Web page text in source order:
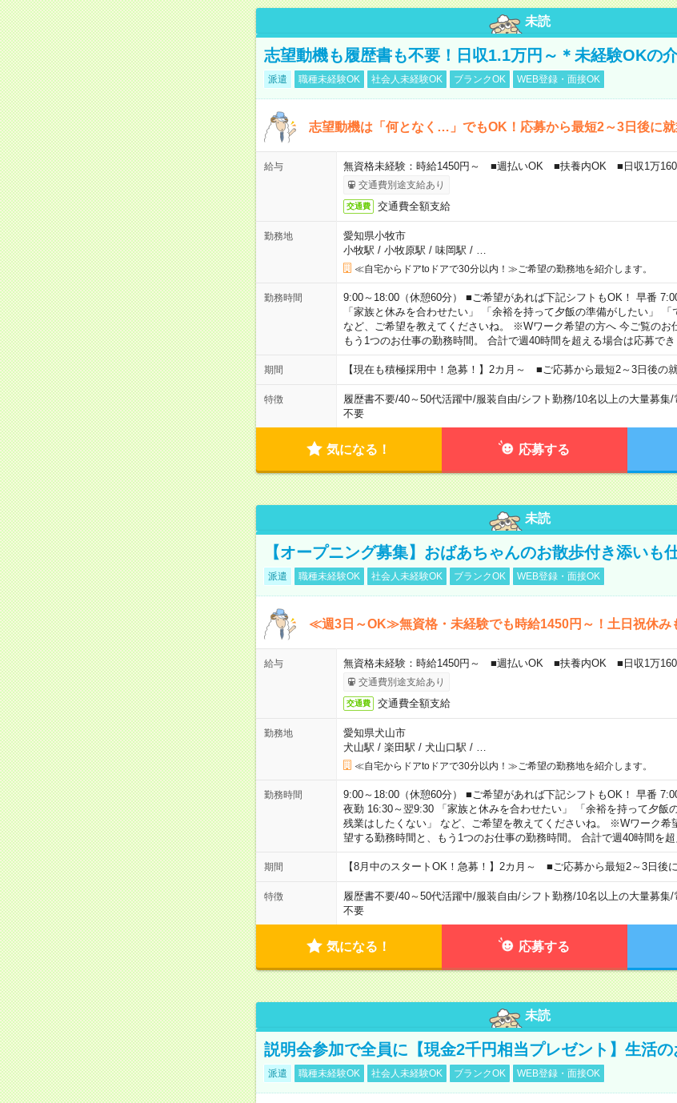
未読
志望動機も履歴書も不要！日収1.1万円～＊未経験OKの
派遣 職種未経験OK 社会人未経験OK ブランクOK WEB登録・面接OK
志望動機は「何となく…」でもOK！応募から最短2～3日後に就
給与 無資格未経験：時給1450円～ ■週払いOK ■扶養内OK ■日収1万
交通費別途支給あり
交通費 交通費全額支給
勤務地
愛知県小牧市
小牧駅 / 小牧原駅 / 味岡駅 /
≪自宅からドアtoドアで30分以内！≫ご希望の勤務地を紹介します。
勤務時間
9:00～18:00（休憩60分） ■ご希望があれば下記シフトもOK！ 早番
「家族と休みを合わせたい」 「余裕を持って夕飯の準備がしたい」 「
など、ご希望を教えてくださいね。 ※Wワーク希望の方へ 今ご覧のお
もう1つのお仕事の勤務時間。 合計で週40時間を超える場合は応募でき
期間 【現在も積極採用中！急募！】2カ月～ ■ご応募から最短2～3日後の
特徴 履歴書不要/40～50代活躍中/服装自由/シフト勤務/10名以上の大量募集/
不要
気になる！ 応募する
未読
【オープニング募集】おばあちゃんのお散歩付き添いも
派遣 職種未経験OK 社会人未経験OK ブランクOK WEB登録・面接OK
≪週3日～OK≫無資格・未経験でも時給1450円～！土日祝休み
給与 無資格未経験：時給1450円～ ■週払いOK ■扶養内OK ■日収1万
交通費別途支給あり
交通費 交通費全額支給
勤務地
愛知県犬山市
犬山駅 / 楽田駅 / 犬山口駅 /
≪自宅からドアtoドアで30分以内！≫ご希望の勤務地を紹介します。
勤務時間
9:00～18:00（休憩60分） ■ご希望があれば下記シフトもOK！ 早番
夜勤 16:30～翌9:30 「家族と休みを合わせたい」 「余裕を持って夕飯
残業はしたくない」 など、ご希望を教えてくださいね。 ※Wワーク希
望する勤務時間と、もう1つのお仕事の勤務時間。 合計で週40時間を超
期間 【8月中のスタートOK！急募！】2カ月～ ■ご応募から最短2～3日後
特徴 履歴書不要/40～50代活躍中/服装自由/シフト勤務/10名以上の大量募集/
不要
気になる！ 応募する
未読
説明会参加で全員に【現金2千円相当プレゼント】生活の
派遣 職種未経験OK 社会人未経験OK ブランクOK WEB登録・面接OK